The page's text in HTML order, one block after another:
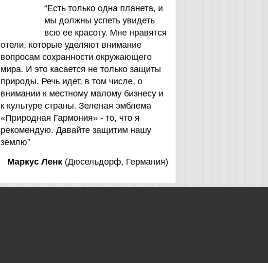
“Есть только одна планета, и
мы должны успеть увидеть
всю ее красоту. Мне нравятся
отели, которые уделяют внимание
вопросам сохранности окружающего
мира. И это касается не только защиты
природы. Речь идет, в том числе, о
внимании к местному малому бизнесу и
к культуре страны. Зеленая эмблема
«Природная Гармония» - то, что я
рекомендую. Давайте защитим нашу
землю”
Маркус Ленк (Дюсельдорф, Германия)